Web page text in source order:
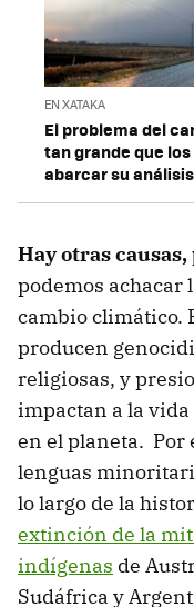
EN XATAKA
El problema del
tan grande que
abarcar su análisis
Hay otras
podemos
cambio climático.
producen
religiosas, y
impactan a la
en el planeta. Por
lenguas
lo largo de la
extinción de la
indígenas de
Sudáfrica y